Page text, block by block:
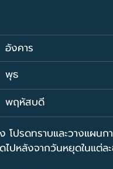
อังคาร
พุธ
พฤหัสบดี
ปรดทราบและวางแผนก
ไปหลังจากวันหยุดในแต่ล